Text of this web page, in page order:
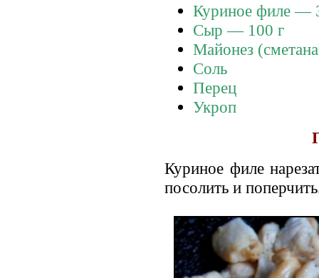
Куриное филе —
Сыр — 100 г
Майонез
Соль
Перец
Укроп
Куриное филе
посолить и